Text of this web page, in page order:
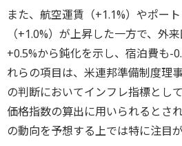
また、航空運賃（+1.1%）やポー
（+1.0%）が上昇した一方で、外
+0.5%から鈍化を示し、宿泊費も-
れらの項目は、米連邦準備制度理
の判断においてインフレ指標とし
価格指数の算出に用いられるとさ
の動向を予想する上では特に注目が